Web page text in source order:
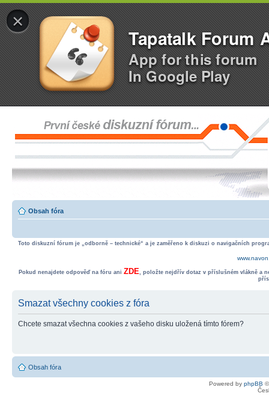
×
Tapatalk Forum
App for this forum
In Google Play
Obsah fóra
Toto diskuzní fórum je „odborně – technické“ a je zaměřeno k diskuzi o navigačních
Pokud nenajdete odpověď na fóru ani ZDE, položte nejdřív dotaz v příslušném vlákně a
Smazat všechny cookies z fóra
Chcete smazat všechna cookies z vašeho disku uložená tímto fórem?
Obsah fóra
Powered by phpBB